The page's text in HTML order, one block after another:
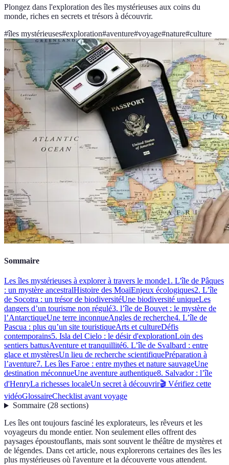
Plongez dans l'exploration des îles mystérieuses aux coins du
monde, riches en secrets et trésors à découvrir.
#îles mystérieuses#exploration#aventure#voyage#nature#culture
Sommaire
Les îles mystérieuses à explorer à travers le monde1. L'île de Pâques
: un mystère ancestralHistoire des MoaïEnjeux écologiques2. L’île
de Socotra : un trésor de biodiversitéUne biodiversité uniqueLes
dangers d’un tourisme non régulé3. l’île de Bouvet : le mystère de
l’AntarctiqueUne terre inconnueAngles de recherche4. L’île de
Pascua : plus qu’un site touristiqueArts et cultureDéfis
contemporains5. Isla del Cielo : le désir d'explorationLoin des
sentiers battusAventure et tranquillité6. L’île de Svalbard : entre
glace et mystèresUn lieu de recherche scientifiquePréparation à
l’aventure7. Les îles Faroe : entre mythes et nature sauvageUne
destination méconnueUne aventure authentique8. Salvador : l’île
d'HenryLa richesses localeUn secret à découvrir🎬 Vérifiez cette
vidéoGlossaireChecklist avant voyage
Sommaire(28 sections)
Les îles ont toujours fasciné les explorateurs, les rêveurs et les
voyageurs du monde entier. Non seulement elles offrent des
paysages époustouflants, mais sont souvent le théâtre de mystères et
de légendes. Dans cet article, nous explorerons certaines des îles les
plus mystérieuses où l'aventure et la découverte vous attendent.